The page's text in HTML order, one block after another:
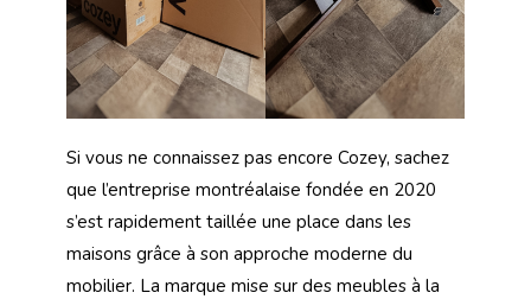
Si vous ne connaissez pas encore Cozey, sachez
que l’entreprise montréalaise fondée en 2020
s’est rapidement taillée une place dans les
maisons grâce à son approche moderne du
mobilier. La marque mise sur des meubles à la